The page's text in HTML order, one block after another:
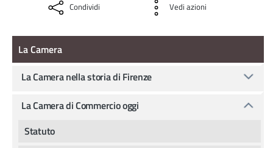
Condividi Vedi azioni
La camera
La Camera
La Camera nella storia di Firenze
La Camera di Commercio oggi
Statuto